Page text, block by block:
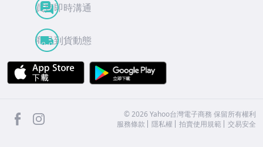
買賣即時溝通
商品到貨動態
APP Store
facebook ©2026 Yahoo台灣電子商務 保留所有權利
服務條款
隱私權 拍賣使用規範 交易安全